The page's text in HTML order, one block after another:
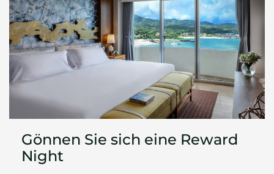
Gönnen Sie sich eine Reward
Night